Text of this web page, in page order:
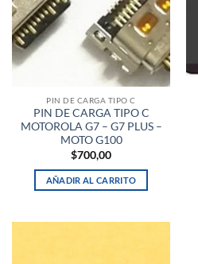
PIN DE CARGA TIPO C
PIN DE CARGA TIPO C
MOTOROLA G7 – G7 PLUS –
MOTO G100
$700,00
AÑADIR AL CARRITO